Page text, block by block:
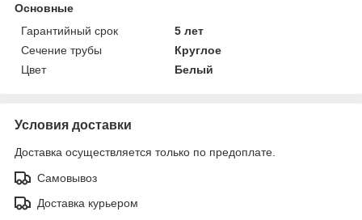
Основные
Гарантийный срок
5 лет
Сечение трубы
Круглое
Цвет
Белый
Условия доставки
Доставка осуществляется только по предоплате.
Самовывоз
Доставка курьером